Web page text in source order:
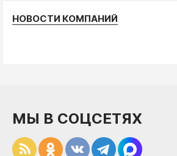
НОВОСТИ КОМПАНИЙ
МЫ В СОЦСЕТЯХ